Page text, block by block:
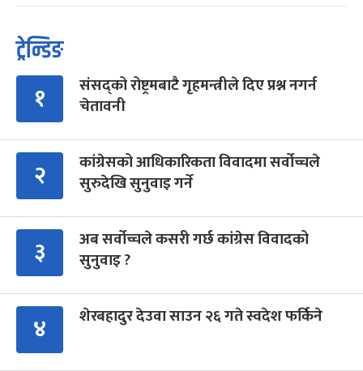
ट्रेन्डिङ
१
संसद्को रोष्ट्रमबाटै गृहमन्त्रीले दिए प्रश्न नगर्न
चेतावनी
२
कांग्रेसको आधिकारिकता विवादमा सर्वोच्चले
सुरुदेखि सुनुवाइ गर्ने
३
अब सर्वोच्चले कसरी गर्छ कांग्रेस विवादको
सुनुवाइ ?
४ शेरबहादुर देउवा साउन २६ गते स्वदेश फर्किने